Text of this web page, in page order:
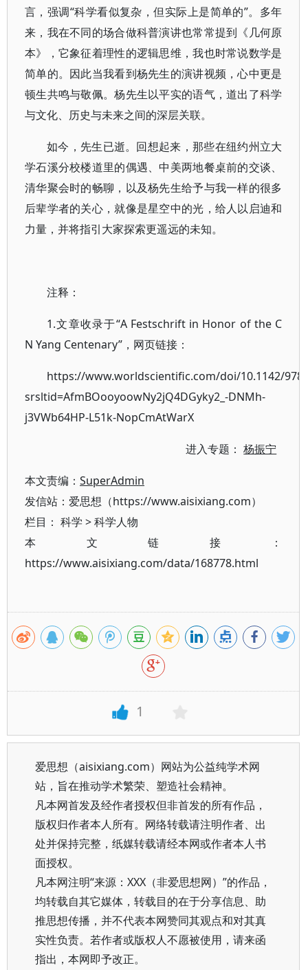
言，强调“科学看似复杂，但实际上是简单的”。多年
来，我在不同的场合做科普演讲也常常提到《几何原
本》，它象征着理性的逻辑思维，我也时常说数学是
简单的。因此当我看到杨先生的演讲视频，心中更是
顿生共鸣与敬佩。杨先生以平实的语气，道出了科学
与文化、历史与未来之间的深层关联。
如今，先生已逝。回想起来，那些在纽约州立大
学石溪分校楼道里的偶遇、中美两地餐桌前的交谈、
清华聚会时的畅聊，以及杨先生给予与我一样的很多
后辈学者的关心，就像是星空中的光，给人以启迪和
力量，并将指引大家探索更遥远的未知。
注释：
1.文章收录于“A Festschrift in Honor of the C
N Yang Centenary”，网页链接：
https://www.worldscientific.com/doi/10.1142/
srsltid=AfmBOooyoowNy2jQ4DGyky2_-DNMh-
j3VWb64HP-L51k-NopCmAtWarX
进入专题：杨振宁
本文责编： SuperAdmin
发信站：爱思想（https://www.aisixiang.com）
栏目： 科学 >科学人物
本文链接：
https://www.aisixiang.com/data/168778.html
1
爱思想（aisixiang.com）网站为公益纯学术网
站，旨在推动学术繁荣、塑造社会精神。
凡本网首发及经作者授权但非首发的所有作品，
版权归作者本人所有。网络转载请注明作者、出
处并保持完整，纸媒转载请经本网或作者本人书
面授权。
凡本网注明“来源：XXX（非爱思想网）”的作品，
均转载自其它媒体，转载目的在于分享信息、助
推思想传播，并不代表本网赞同其观点和对其真
实性负责。若作者或版权人不愿被使用，请来函
指出，本网即予改正。